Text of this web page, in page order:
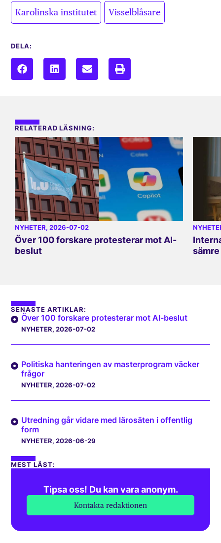
Karolinska institutet Visselblåsare
DELA:
RELATERAD LÄSNING:
NYHETER, 2026-07-02
Över 100 forskare protesterar mot AI-
beslut
SENASTE ARTIKLAR:
Över 100 forskare protesterar mot AI-beslut
NYHETER, 2026-07-02
Politiska hanteringen av masterprogram väcker
frågor
NYHETER, 2026-07-02
Utredning går vidare med lärosäten i offentlig
form
NYHETER, 2026-06-29
MEST LÄST:
Tipsa oss! Du kan vara anonym.
Kontakta redaktionen